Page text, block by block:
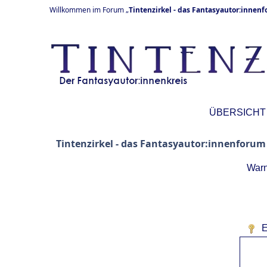
Willkommen im Forum „Tintenzirkel - das
ÜBERSICHT
Tintenzirkel - das Fantasyautor:innenforum